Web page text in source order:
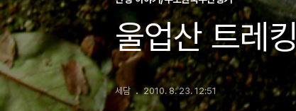
울업산 트레킹
세담 2010. 8. 23. 12:51